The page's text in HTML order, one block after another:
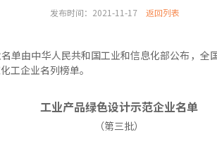
发布时间：2021-11-17 返回列表
单由中华人民共和国工业和信息化部公布，全
工企业名列榜单。
工业产品绿色设计示范企业名单
（第三批）